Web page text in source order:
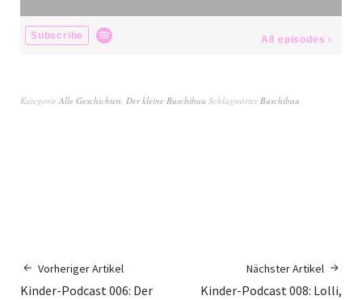
Kategorie Alle Geschichten Der kleine Buschibau Schlagwörter Buschibau
Vorheriger Artikel
Kinder-Podcast 006: Der
Nächster Artikel
Kinder-Podcast 008: Lolli,